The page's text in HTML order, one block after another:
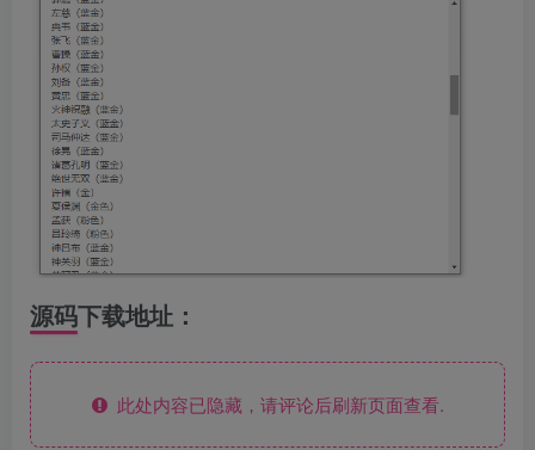
源码下载地址：
此处内容已隐藏，请评论后刷新页面查看.